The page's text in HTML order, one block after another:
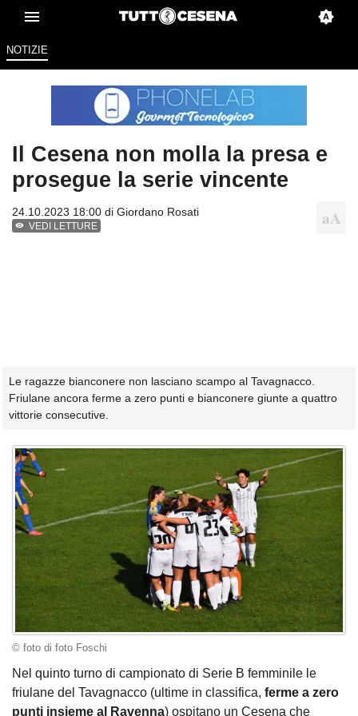
NOTIZIE
Il Cesena non molla la presa e
prosegue la serie vincente
24.10.2023 18:00 di Giordano Rosati
VEDI LETTURE
Le ragazze bianconere non lasciano scampo al Tavagnacco.
Friulane ancora ferme a zero punti e bianconere giunte a quattro
vittorie consecutive.
© foto di foto Foschi
Nel quinto turno di campionato di Serie B femminile le
friulane del Tavagnacco (ultime in classifica, ferme a zero
punti insieme al Ravenna) ospitano un Cesena che